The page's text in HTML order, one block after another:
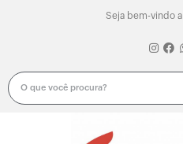
Seja bem-vindo a